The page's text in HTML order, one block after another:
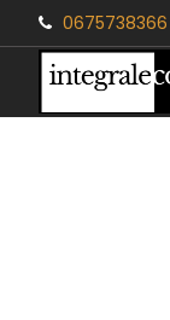
0675738366